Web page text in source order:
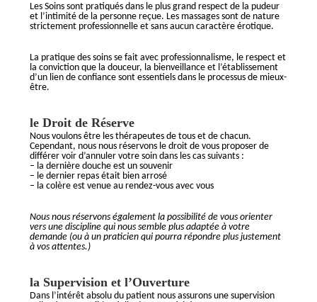
Les Soins sont pratiqués dans le plus grand respect de la pudeur
et l’intimité de la personne reçue. Les massages sont de nature
strictement professionnelle et sans aucun caractère érotique.
La pratique des soins se fait avec professionnalisme, le respect et
la conviction que la douceur, la bienveillance et l’établissement
d’un lien de confiance sont essentiels dans le processus de mieux-
être.
le Droit de Réserve
Nous voulons être les thérapeutes de tous et de chacun.
Cependant, nous nous réservons le droit de vous proposer de
différer voir d’annuler votre soin dans les cas suivants :
– la dernière douche est un souvenir
– le dernier repas était bien arrosé
– la colère est venue au rendez-vous avec vous
Nous nous réservons également la possibilité de vous orienter
vers une discipline qui nous semble plus adaptée à votre
demande (ou à un praticien qui pourra répondre plus justement
à vos attentes.)
la Supervision et l’Ouverture
Dans l’intérêt absolu du patient nous assurons une supervision